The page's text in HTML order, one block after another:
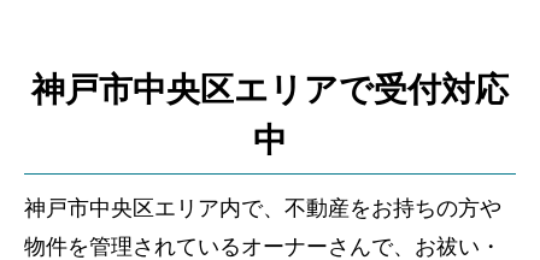
神戸市中央区エリアで受付対応
中
神戸市中央区エリア内で、不動産をお持ちの方や
物件を管理されているオーナーさんで、お祓い・